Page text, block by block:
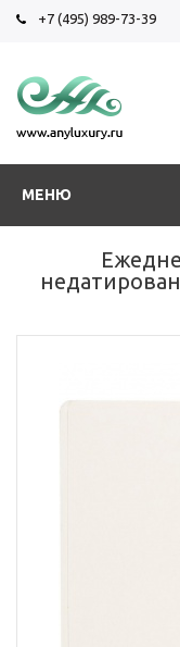
+7 (495) 989-73-39
МЕНЮ